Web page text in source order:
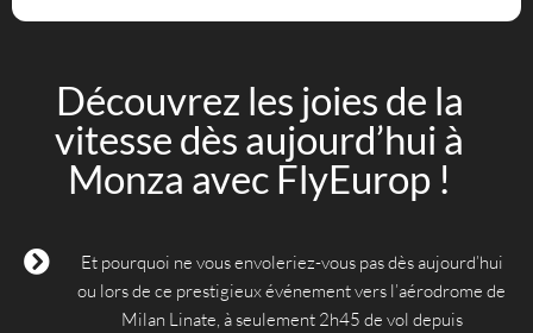
Découvrez les joies de la
vitesse dès aujourd’hui à
Monza avec FlyEurop !
Et pourquoi ne vous envoleriez-vous pas dès aujourd’hui
ou lors de ce prestigieux événement vers l’aérodrome de
Milan Linate, à seulement 2h45 de vol depuis